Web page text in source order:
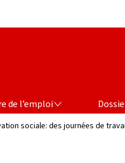
de l’emploi
sociale: des journées de